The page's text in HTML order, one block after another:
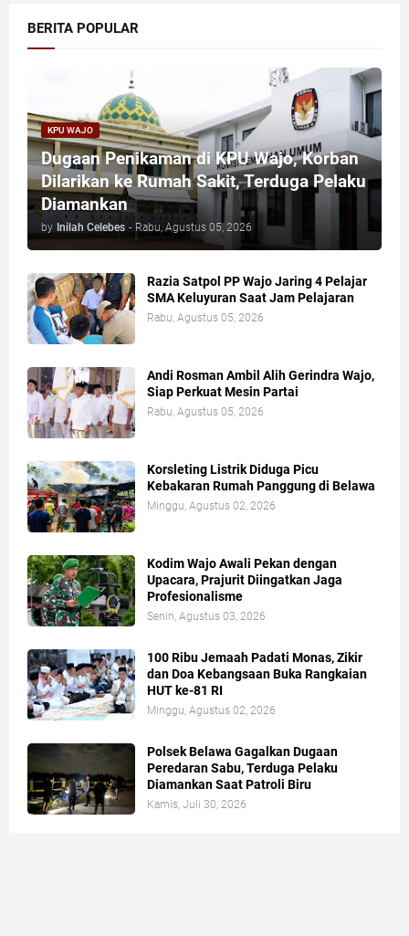
BERITA POPULAR
KPU WAJO
Dugaan Penikaman di KPU Wajo, Korban
Dilarikan ke Rumah Sakit, Terduga Pelaku
Diamankan
by Inilah Celebes - Rabu, Agustus 05, 2026
Razia Satpol PP Wajo Jaring 4 Pelajar
SMA Keluyuran Saat Jam Pelajaran
Rabu, Agustus 05, 2026
Andi Rosman Ambil Alih Gerindra Wajo,
Siap Perkuat Mesin Partai
Rabu, Agustus 05, 2026
Korsleting Listrik Diduga Picu
Kebakaran Rumah Panggung di Belawa
Minggu, Agustus 02, 2026
Kodim Wajo Awali Pekan dengan
Upacara, Prajurit Diingatkan Jaga
Profesionalisme
Senin, Agustus 03, 2026
100 Ribu Jemaah Padati Monas, Zikir
dan Doa Kebangsaan Buka Rangkaian
HUT ke-81 RI
Minggu, Agustus 02, 2026
Polsek Belawa Gagalkan Dugaan
Peredaran Sabu, Terduga Pelaku
Diamankan Saat Patroli Biru
Kamis, Juli 30, 2026